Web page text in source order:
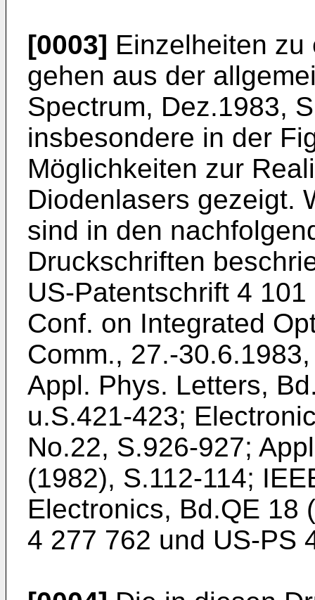
[0003] Einzelheiten
gehen aus der
Spectrum, Dez.1983,
insbesondere in der
Möglichkeiten zur
Diodenlasers gezeigt.
sind in den
Druckschriften
US-Patentschrift 4
Conf. on Integrated
Comm., 27.-
Appl. Phys. Letters,
u.S.421-423;
No.22, S.926-927;
(1982), S.112-114;
Electronics, Bd.QE 18
4 277 762 und US-PS